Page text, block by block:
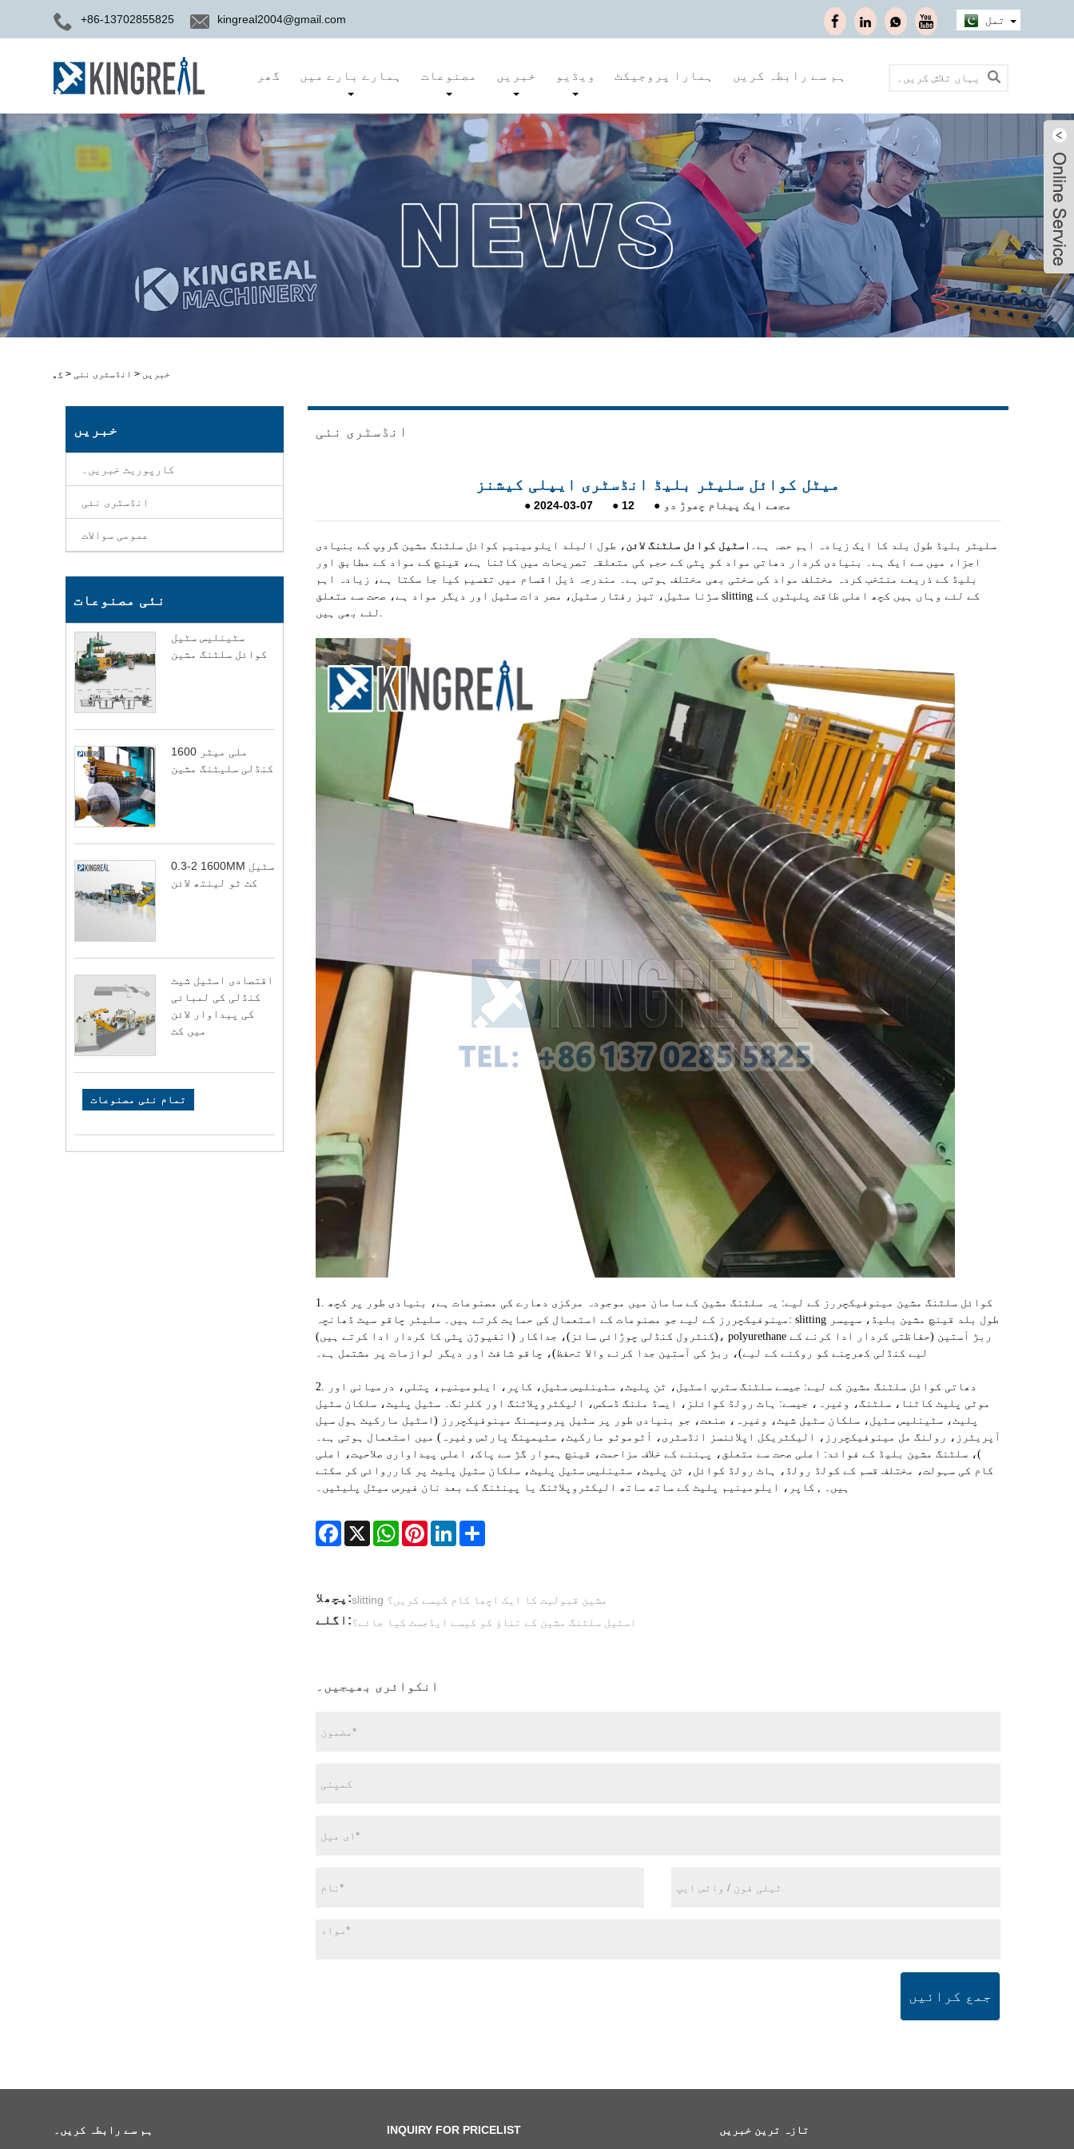
+86-13702855825 kingreal2004@gmail.com تمل
گھر ہمارے بارے میں مصنوعات خبریں ویڈیو ہمارا پروجیکٹ ہم سے رابطہ کریں
گھر > خبریں > انڈسٹری نئی
خبریں
کارپوریٹ خبریں۔
انڈسٹری نئی
عمومی سوالات
نئی مصنوعات
سٹینلیس سٹیل
کوائل سلٹنگ مشین
1600 ملی میٹر
کنڈلی سلیٹنگ مشین
0.3-2 1600MM سٹیل
کٹ ٹو لینتھ لائن
اقتصادی اسٹیل شیٹ
کنڈلی کی لمبائی
کی پیداوار لائن
میں کٹ
تمام نئی مصنوعات
انڈسٹری نئی
میٹل کوائل سلیٹر بلیڈ انڈسٹری ایپلی کیشنز
●2024-03-07 ● 12 ● مجھے ایک پیغام چھوڑ دو
سلیٹر بلیڈ طول بلد کا ایک زیادہ اہم حصہ ہے۔ اسٹیل کوائل سلٹنگ لائن ، طول البلد ایلومینیم کوائل سلٹنگ مشین گروپ کے بنیادی
اجزاء میں سے ایک ہے۔ بنیادی کردار دھاتی مواد کو پٹی کے حجم کی متعلقہ تصریحات میں کاٹنا ہے، قینچ کے مواد کے مطابق اور
بلیڈ کے ذریعے منتخب کردہ مختلف مواد کی سختی بھی مختلف ہوتی ہے۔ مندرجہ ذیل اقسام میں تقسیم کیا جا سکتا ہے، زیادہ اہم
سڑنا سٹیل، تیز رفتار سٹیل، مصر دات سٹیل اور دیگر مواد ہے، صحت سے متعلق slitting کے لئے وہاں ہیں کچھ اعلی طاقت پلیٹوں کے
1. کوائل سلٹنگ مشین مینوفیکچررز کے لیے: یہ سلٹنگ مشین کے سامان میں موجودہ مرکزی دھارے کی مصنوعات ہے، بنیادی طور پر کچھ
مینوفیکچررز کے لیے جو مصنوعات کے استعمال کی حمایت کرتے ہیں۔ سلیٹر چاقو سیٹ ڈھانچہ: slitting طول بلد قینچ مشین بلیڈ، سپیسر
(کنٹرول کنڈلی چوڑائی سائز)، جداکار (انفیوژن پٹی کا کردار ادا کرتے ہیں)، polyurethane ربڑ آستین (حفاظتی کردار ادا کرنے کے
لیے کنڈلی کھرچنے کو روکنے کے لیے)، ربڑ کی آستین جدا کرنے والا تحفظ)، چاقو شافٹ اور دیگر لوازمات پر مشتمل ہے۔
2. دھاتی کوائل سلٹنگ مشین کے لیے: جیسے سلٹنگ سٹرپ اسٹیل، ٹن پلیٹ، سٹینلیس سٹیل، کاپر، ایلومینیم، پتلی، درمیانی اور
موٹی پلیٹ کاٹنا، سلٹنگ، وغیرہ، جیسے: ہاٹ رولڈ کوائلز، ایسڈ ملنگ ڈسکس، الیکٹروپلاٹنگ اور کلرنگ۔ سٹیل پلیٹ، سلکان سٹیل
پلیٹ، سٹینلیس سٹیل، سلکان سٹیل شیٹ، وغیرہ، صنعت، جو بنیادی طور پر سٹیل پروسیسنگ مینوفیکچررز (اسٹیل مارکیٹ ہول سیل
آپریٹرز، رولنگ مل مینوفیکچررز، الیکٹریکل اپلائنسز انڈسٹری، آٹوموٹو مارکیٹ، سٹیمپنگ پارٹس وغیرہ) میں استعمال ہوتی ہے۔
)، سلٹنگ مشین بلیڈ کے فوائد: اعلی صحت سے متعلق، پہننے کے خلاف مزاحمت، قینچ ہموار گڑ سے پاک، اعلی پیداواری صلاحیت، اعلی
کام کی سہولت، مختلف قسم کے کولڈ رولڈ، ہاٹ رولڈ کوائل، ٹن پلیٹ، سٹینلیس سٹیل پلیٹ، سلکان سٹیل پلیٹ پر کارروائی کر سکتے
ہیں۔ , کاپر، ایلومینیم پلیٹ کے ساتھ ساتھ الیکٹروپلاٹنگ یا پینٹنگ کے بعد نان فیرس میٹل پلیٹیں۔
Facebook
X WhatsAppPinterestLinkedInShare
پچھلا: slitting مشین قبولیت کا ایک اچھا کام کیسے کریں؟
اگلے:اسٹیل سلٹنگ مشین کے تناؤ کو کیسے ایڈجسٹ کیا جائے؟
انکوائری بھیجیں۔
جمع کرائیں
ہم سے رابطہ کریں۔ INQUIRY FOR PRICELIST تازہ ترین خبریں